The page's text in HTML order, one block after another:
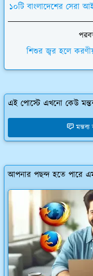
১০টি বাংলাদেশের সেরা
শিশুর জ্বর হলে
এই পোস্টে এখনো কেউ
আপনার পছন্দ হতে পারে